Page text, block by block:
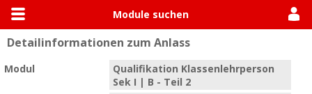
Module suchen
Allgemein
Module suchen
Modulhandbücher
Detailinformationen zum Anlass
Modul
Qualifikation Klassenlehrperson
Sek I | B - Teil 2